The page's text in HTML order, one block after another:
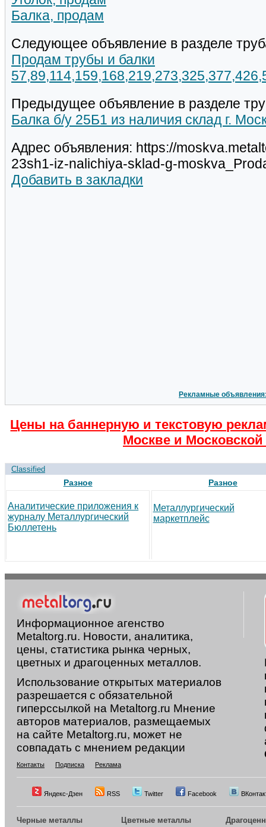
Балка, продам
Следующее объявление в разделе
Продам трубы и балки
Предыдущее объявление в разделе
Балка б/у 25Б1 из наличия склад г.
Адрес объявления: https://
23sh1-iz-nalichiya-sklad-g-
Добавить в закладки
Рекламные
Цены на баннерную и текстовую
Москве и Московской
Classified
Разное
Аналитические приложения к
журналу Металлургический
Бюллетень
Разное
Металлургический
маркетплейс
Информационное агенство
Metaltorg.ru. Новости, аналитика,
цены, статистика рынка черных,
цветных и драгоценных металлов.
Использование открытых материалов
разрешается с обязательной
гиперссылкой на Metaltorg.ru Мнение
авторов материалов, размещаемых
на сайте Metaltorg.ru, может не
совпадать с мнением редакции
Контакты Подписка Реклама
Яндекс-Дзен RSS Twitter Facebook
Черные металлы Цветные металлы